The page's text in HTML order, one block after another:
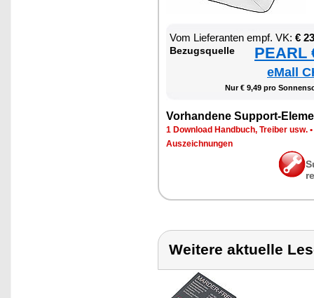
Vom Lie­fe­ran­ten empf. VK: €
Be­zugs­quel­le PEARL
eMall
Nur € 9,49 pro
Vor­han­de­ne Sup­port-
1 Down­load Hand­buch, Trei­ber usw. •
Aus­zeich­nun­gen
Weitere aktuelle